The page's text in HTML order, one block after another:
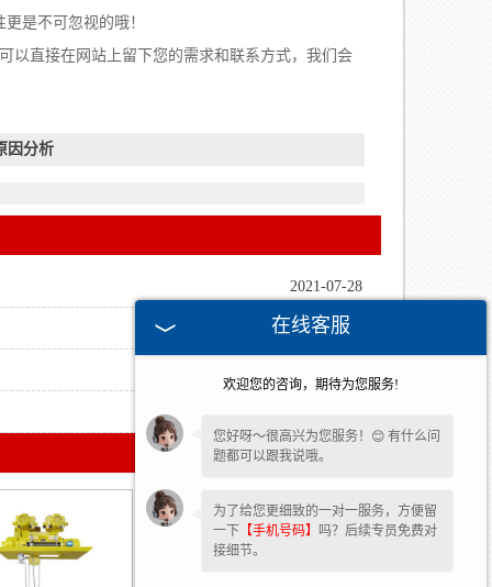
是不可忽视的哦！
以直接在网站上留下您的需求和联系方式，我们会
因分析
2021-07-28
2021-03-09
在线客服
欢迎您的咨询，期待为您服务!
您好呀～很高兴为您服务！😊 有什么问
题都可以跟我说哦。
为了给您更细致的一对一服务，方便留
一下 【手机号码】 吗？后续专员免费对
接细节。